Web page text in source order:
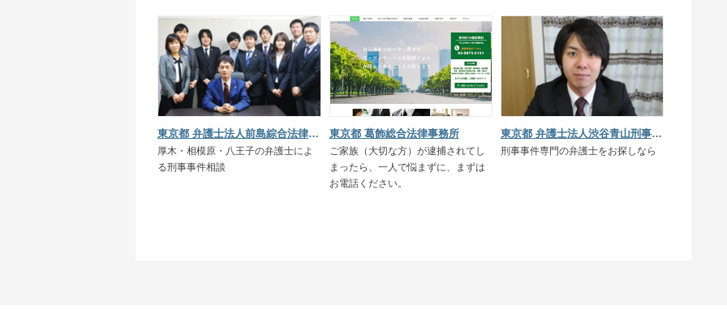
東京都 弁護士法人前島綜合法律事務所八王子事務所
厚木・相模原・八王子の弁護士によ
る刑事事件相談
東京都 葛飾総合法律事務所
ご家族（大切な方）が逮捕されてし
まったら、一人で悩まずに、まずは
お電話ください。
東京都 弁護士法人渋谷青山刑事法律事務所
刑事事件専門の弁護士をお探しなら